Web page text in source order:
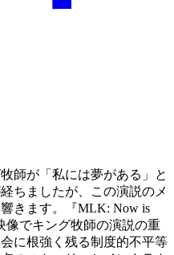
師が「私には夢がある」と
ちましたが、この演説のメ
きます。『MLK: Now is
像でキング牧師の演説の重
に根強く残る制度的不平等